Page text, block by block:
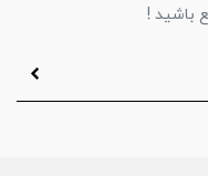
باشید !